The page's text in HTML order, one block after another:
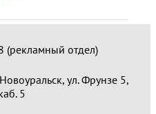
(рекламный отдел)
ул. Фрунзе 5,
5